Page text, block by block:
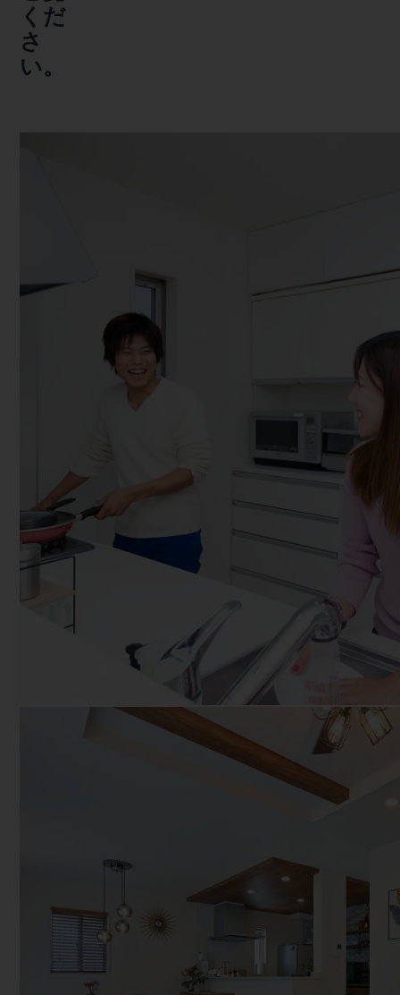
くだ
さ
い。